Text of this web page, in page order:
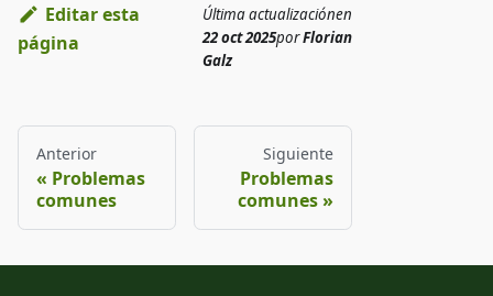
Editar esta
página
Última actualizaciónen
22 oct 2025porFlorian
Galz
Anterior
Problemas
comunes
Siguiente
Problemas
comunes